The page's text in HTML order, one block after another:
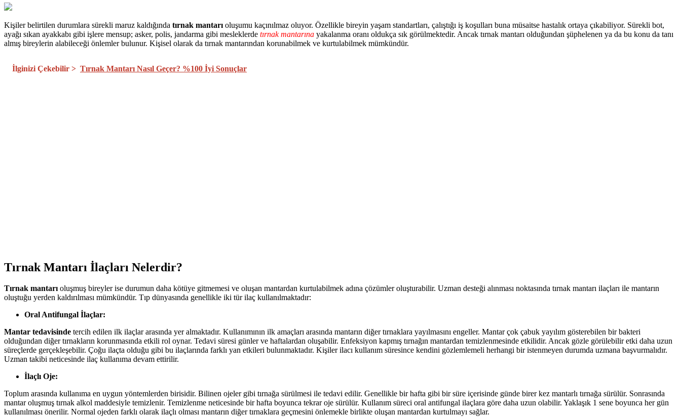
Kişiler belirtilen durumlara sürekli maruz kaldığında tırnak mantarı oluşumu kaçınılmaz oluyor. Özellikle bireyin yaşam standartları, çalıştığı iş koşulları buna müsaitse hastalık ortaya çıkabiliyor. Sürekli bot,
ayağı sıkan ayakkabı gibi işlere mensup; asker, polis, jandarma gibi mesleklerde tırnak mantarına yakalanma oranı oldukça sık görülmektedir. Ancak tırnak mantarı olduğundan şüphelenen ya da bu konu da tanı
almış bireylerin alabileceği önlemler bulunur. Kişisel olarak da tırnak mantarından korunabilmek ve kurtulabilmek mümkündür.
İlginizi Çekebilir > Tırnak Mantarı Nasıl Geçer? %100 İyi Sonuçlar
Tırnak Mantarı İlaçları Nelerdir?
Tırnak mantarıoluşmuş bireyler ise durumun daha kötüye gitmemesi ve oluşan mantardan kurtulabilmek adına çözümler oluşturabilir. Uzman desteği alınması noktasında tırnak mantarı ilaçları ile mantarın
oluştuğu yerden kaldırılması mümkündür. Tıp dünyasında genellikle iki tür ilaç kullanılmaktadır:
Oral Antifungal İlaçlar:
Mantar tedavisinde tercih edilen ilk ilaçlar arasında yer almaktadır. Kullanımının ilk amaçları arasında mantarın diğer tırnaklara yayılmasını engeller. Mantar çok çabuk yayılım gösterebilen bir bakteri
olduğundan diğer tırnakların korunmasında etkili rol oynar. Tedavi süresi günler ve haftalardan oluşabilir. Enfeksiyon kapmış tırnağın mantardan temizlenmesinde etkilidir. Ancak gözle görülebilir etki daha uzun
süreçlerde gerçekleşebilir. Çoğu ilaçta olduğu gibi bu ilaçlarında farklı yan etkileri bulunmaktadır. Kişiler ilacı kullanım süresince kendini gözlemlemeli herhangi bir istenmeyen durumda uzmana başvurmalıdır.
Uzman takibi neticesinde ilaç kullanıma devam ettirilir.
İlaçlı Oje:
Toplum arasında kullanıma en uygun yöntemlerden birisidir. Bilinen ojeler gibi tırnağa sürülmesi ile tedavi edilir. Genellikle bir hafta gibi bir süre içerisinde günde birer kez mantarlı tırnağa sürülür. Sonrasında
mantar oluşmuş tırnak alkol maddesiyle temizlenir. Temizlenme neticesinde bir hafta boyunca tekrar oje sürülür. Kullanım süreci oral antifungal ilaçlara göre daha uzun olabilir. Yaklaşık 1 sene boyunca her gün
kullanılması önerilir. Normal ojeden farklı olarak ilaçlı olması mantarın diğer tırnaklara geçmesini önlemekle birlikte oluşan mantardan kurtulmayı sağlar.